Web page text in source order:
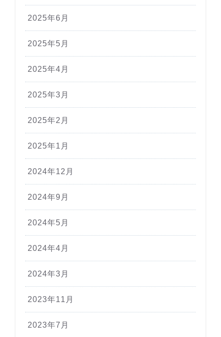
2025年6月
2025年5月
2025年4月
2025年3月
2025年2月
2025年1月
2024年12月
2024年9月
2024年5月
2024年4月
2024年3月
2023年11月
2023年7月